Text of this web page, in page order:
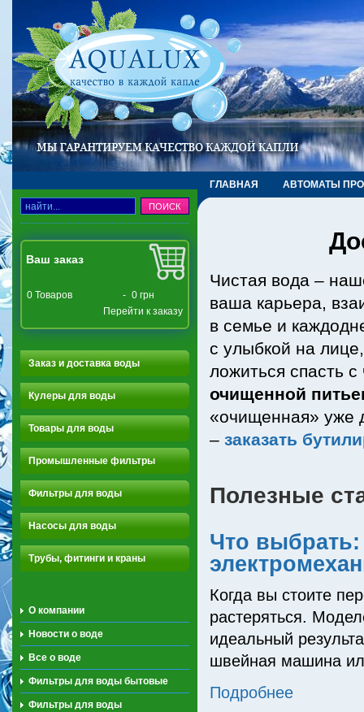
ГЛАВНАЯ АВТОМАТЫ
Ваш заказ
0 Товаров - 0 грн
Перейти к заказу
Заказ и доставка воды
Кулеры для воды
Товары для воды
Промышленные фильтры
Фильтры для воды
Насосы для воды
Трубы, фитинги и краны
О компании
Новости о воде
Все о воде
Фильтры для воды бытовые
Фильтры для воды
Чистая вода –
ваша карьера,
в семье и
с улыбкой на
ложиться спасть
очищенной
«очищенная» уже
– заказать
Полезные
Что
Когда вы стоите
растеряться.
идеальный
швейная машина
Подробнее